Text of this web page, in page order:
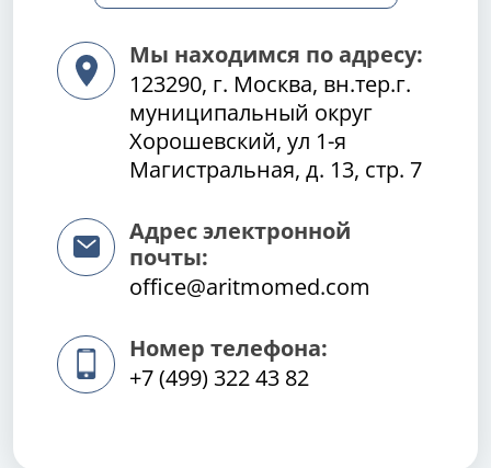
Мы находимся по адресу:
123290, г. Москва, вн.тер.г.
муниципальный округ
Хорошевский, ул 1-я
Магистральная, д. 13, стр. 7
Адрес электронной
почты:
office@aritmomed.com
Номер телефона:
+7 (499) 322 43 82